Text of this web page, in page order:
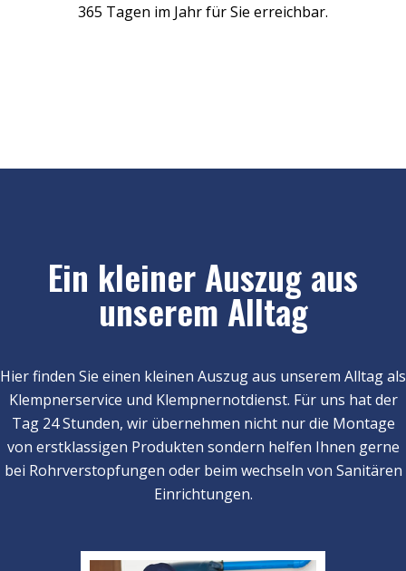
365 Tagen im Jahr für Sie erreichbar.
Ein kleiner Auszug aus
unserem Alltag
Hier finden Sie einen kleinen Auszug aus unserem Alltag als
Klempnerservice und Klempnernotdienst. Für uns hat der
Tag 24 Stunden, wir übernehmen nicht nur die Montage
von erstklassigen Produkten sondern helfen Ihnen gerne
bei Rohrverstopfungen oder beim wechseln von Sanitären
Einrichtungen.